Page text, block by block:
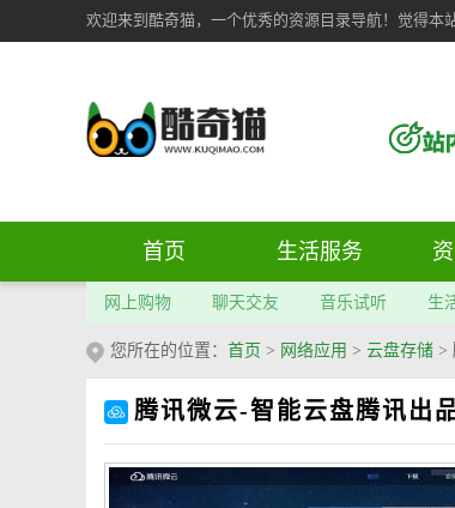
欢迎来到酷奇猫，一个优秀的资源目录导航！觉得本
首页 生活服务
网上购物 聊天交友 音乐试听 生
您所在的位置： 首页 > 网络应用 > 云盘存储 >
腾讯微云-智能云盘腾讯出